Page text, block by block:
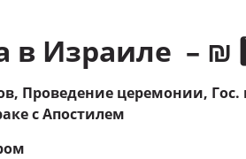
Израиле – ₪
Проведение церемонии,
с Апостилем